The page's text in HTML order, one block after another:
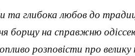
та глибока любов до
борщу на справжню
розповісти про велику